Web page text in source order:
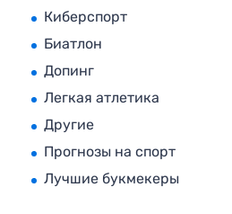
Киберспорт
Биатлон
Допинг
Легкая атлетика
Другие
Прогнозы на спорт
Лучшие букмекеры